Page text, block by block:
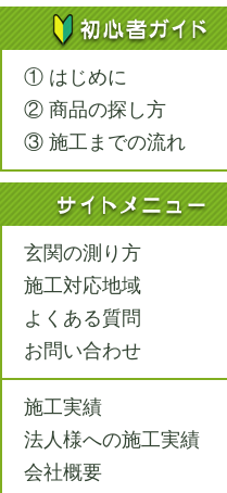
① はじめに
② 商品の探し方
③ 施工までの流れ
玄関の測り方
施工対応地域
よくある質問
お問い合わせ
施工実績
法人様への施工実績
会社概要